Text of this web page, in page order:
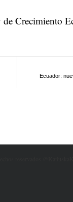
de Crecimiento
Ecuador: